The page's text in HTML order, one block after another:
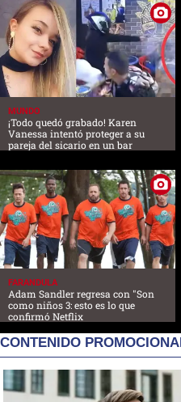
MUNDO
¡Todo quedó grabado! Karen
Vanessa intentó proteger a su
pareja del sicario en un bar
FARANDULA
Adam Sandler regresa con "Son
como niños 3: esto es lo que
confirmó Netflix
CONTENIDO